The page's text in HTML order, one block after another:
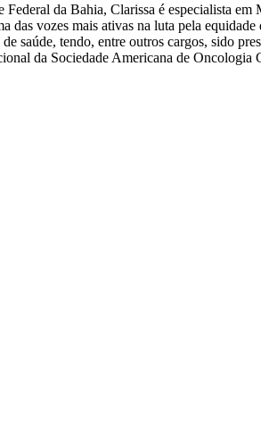
da Bahia, Clarissa é especialista
vozes mais ativas na luta pela equidade
saúde, tendo, entre outros cargos, sido
da Sociedade Americana de